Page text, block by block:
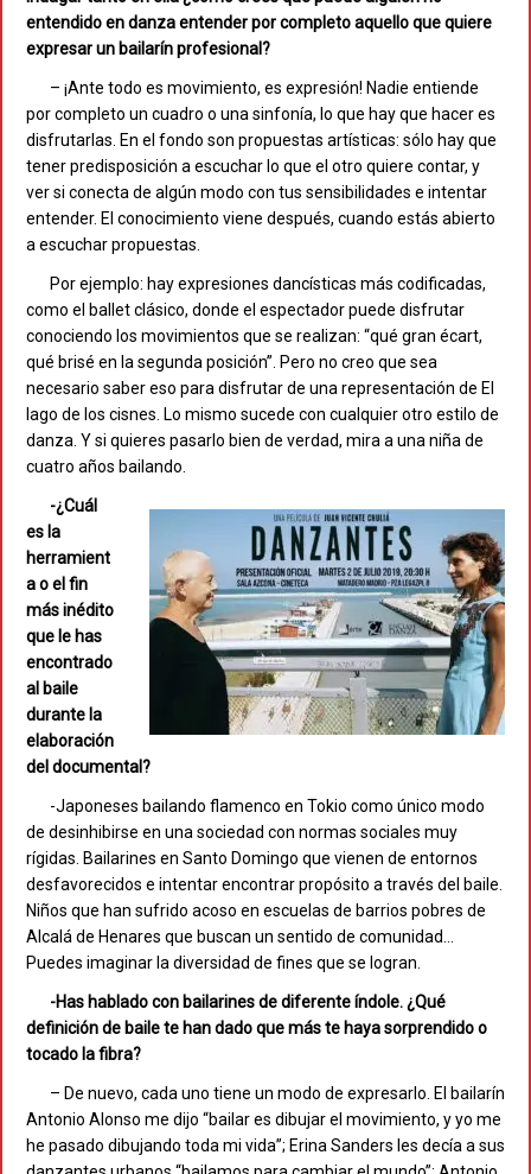
entendido en danza entender por completo aquello que quiere
expresar un bailarín profesional?
– ¡Ante todo es movimiento, es expresión! Nadie entiende
por completo un cuadro o una sinfonía, lo que hay que hacer es
disfrutarlas. En el fondo son propuestas artísticas: sólo hay que
tener predisposición a escuchar lo que el otro quiere contar, y
ver si conecta de algún modo con tus sensibilidades e intentar
entender. El conocimiento viene después, cuando estás abierto
a escuchar propuestas.
Por ejemplo: hay expresiones dancísticas más codificadas,
como el ballet clásico, donde el espectador puede disfrutar
conociendo los movimientos que se realizan: “qué gran écart,
qué brisé en la segunda posición”. Pero no creo que sea
necesario saber eso para disfrutar de una representación de El
lago de los cisnes. Lo mismo sucede con cualquier otro estilo de
danza. Y si quieres pasarlo bien de verdad, mira a una niña de
cuatro años bailando.
-¿Cuál
es la
herramient
a o el fin
más inédito
que le has
encontrado
al baile
durante la
elaboración
del documental?
-Japoneses bailando flamenco en Tokio como único modo
de desinhibirse en una sociedad con normas sociales muy
rígidas. Bailarines en Santo Domingo que vienen de entornos
desfavorecidos e intentar encontrar propósito a través del baile.
Niños que han sufrido acoso en escuelas de barrios pobres de
Alcalá de Henares que buscan un sentido de comunidad…
Puedes imaginar la diversidad de fines que se logran.
-Has hablado con bailarines de diferente índole. ¿Qué
definición de baile te han dado que más te haya sorprendido o
tocado la fibra?
– De nuevo, cada uno tiene un modo de expresarlo. El bailarín
Antonio Alonso me dijo “bailar es dibujar el movimiento, y yo me
he pasado dibujando toda mi vida”; Erina Sanders les decía a sus